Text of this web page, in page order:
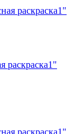
раскраска1"